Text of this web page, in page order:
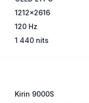
1212x2616
120 Hz
1 440 nits
Kirin 9000S